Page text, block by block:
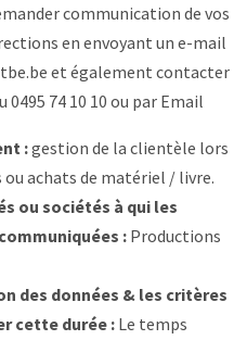
communication de vos
en envoyant un e-mail
et également contacter
74 10 10 ou par Email
:gestion de la clientèle lors
achats de matériel / livre.
ou sociétés à qui les
: Productions
des données & les critères
cette durée : Le temps